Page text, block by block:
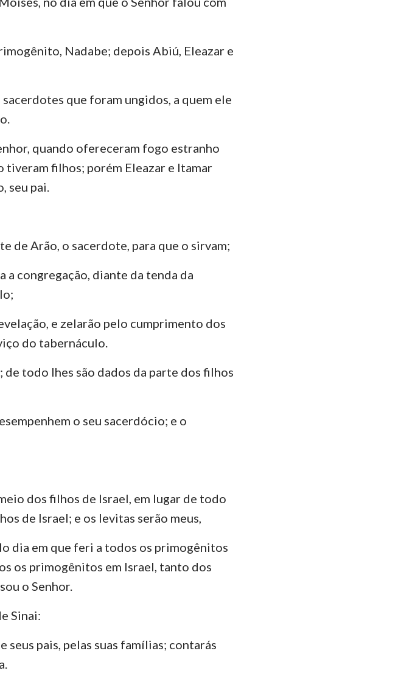
1 Coríntios 2 Coríntios
Filipenses Colossenses
1 Timóteo 2 Timóteo
Tito
1 Pedro 2 Pedro
2 João
3 João
Apocalipse
Nadabe; depois Abiú, Eleazar e
que foram ungidos, a quem ele
quando ofereceram fogo estranho
tiveram filhos; porém Eleazar e Itamar
seu pai.
de Arão, o sacerdote, para que o sirvam;
a congregação, diante da tenda da
e zelarão pelo cumprimento dos
do tabernáculo.
de todo lhes são dados da parte dos filhos
o seu sacerdócio; e o
dos filhos de Israel, em lugar de todo
de Israel; e os levitas serão meus,
dia em que feri a todos os primogênitos
os primogênitos em Israel, tanto dos
o Senhor.
Sinai:
seus pais, pelas suas famílias; contarás